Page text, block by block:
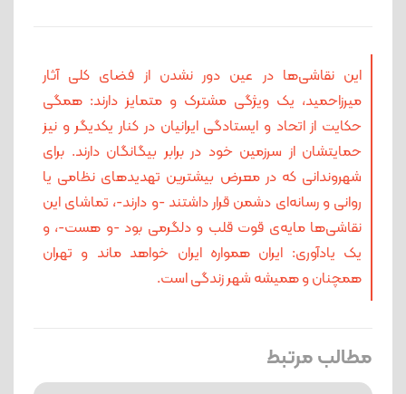
این نقاشی‌ها در عین دور نشدن از فضای کلی آثار
میرزاحمید، یک ویژگی مشترک و متمایز دارند: همگی
حکایت از اتحاد و ایستادگی ایرانیان در کنار یکدیگر و نیز
حمایتشان از سرزمین خود در برابر بیگانگان دارند. برای
شهروندانی که در معرض بیشترین تهدیدهای نظامی یا
روانی و رسانه‌ای دشمن قرار داشتند -و دارند-، تماشای این
نقاشی‌ها مایه‌ی قوت قلب و دلگرمی بود -و هست-، و
یک یادآوری: ایران همواره ایران خواهد ماند و تهران
همچنان و همیشه شهر زندگی است.
مطالب مرتبط